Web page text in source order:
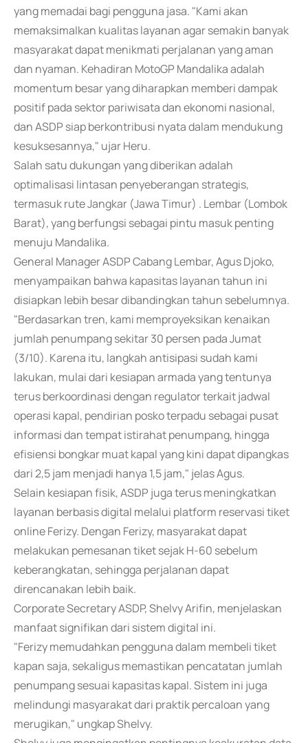
yang memadai bagi pengguna jasa. "Kami akan
memaksimalkan kualitas layanan agar semakin banyak
masyarakat dapat menikmati perjalanan yang aman
dan nyaman. Kehadiran MotoGP Mandalika adalah
momentum besar yang diharapkan memberi dampak
positif pada sektor pariwisata dan ekonomi nasional,
dan ASDP siap berkontribusi nyata dalam mendukung
kesuksesannya," ujar Heru.
Salah satu dukungan yang diberikan adalah
optimalisasi lintasan penyeberangan strategis,
termasuk rute Jangkar (Jawa Timur) . Lembar (Lombok
Barat), yang berfungsi sebagai pintu masuk penting
menuju Mandalika.
General Manager ASDP Cabang Lembar, Agus Djoko,
menyampaikan bahwa kapasitas layanan tahun ini
disiapkan lebih besar dibandingkan tahun sebelumnya.
"Berdasarkan tren, kami memproyeksikan kenaikan
jumlah penumpang sekitar 30 persen pada Jumat
(3/10). Karena itu, langkah antisipasi sudah kami
lakukan, mulai dari kesiapan armada yang tentunya
terus berkoordinasi dengan regulator terkait jadwal
operasi kapal, pendirian posko terpadu sebagai pusat
informasi dan tempat istirahat penumpang, hingga
efisiensi bongkar muat kapal yang kini dapat dipangkas
dari 2,5 jam menjadi hanya 1,5 jam," jelas Agus.
Selain kesiapan fisik, ASDP juga terus meningkatkan
layanan berbasis digital melalui platform reservasi tiket
online Ferizy. Dengan Ferizy, masyarakat dapat
melakukan pemesanan tiket sejak H-60 sebelum
keberangkatan, sehingga perjalanan dapat
direncanakan lebih baik.
Corporate Secretary ASDP, Shelvy Arifin, menjelaskan
manfaat signifikan dari sistem digital ini.
"Ferizy memudahkan pengguna dalam membeli tiket
kapan saja, sekaligus memastikan pencatatan jumlah
penumpang sesuai kapasitas kapal. Sistem ini juga
melindungi masyarakat dari praktik percaloan yang
merugikan," ungkap Shelvy.